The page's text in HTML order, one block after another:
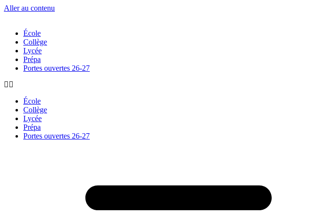
Aller au contenu
École
Collège
Lycée
Prépa
Portes ouvertes 26-27
École
Collège
Lycée
Prépa
Portes ouvertes 26-27